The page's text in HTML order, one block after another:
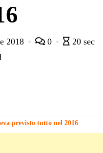
2018 0
20 sec
previsto tutto nel 2016